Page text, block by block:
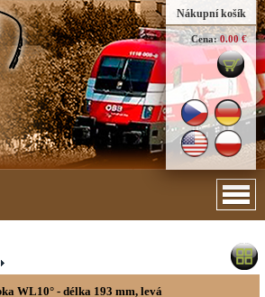
Nákupní košík
Cena: 0.00 €
WL10° - délka 193 mm, levá